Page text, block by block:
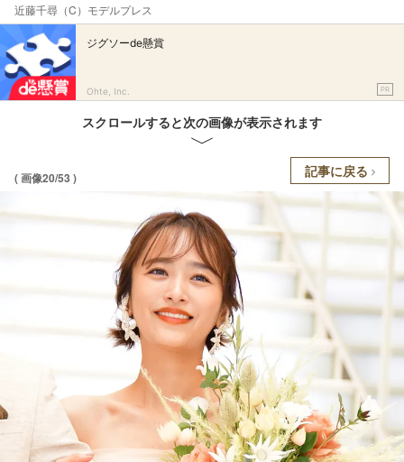
近藤千尋（C）モデルプレス
ジグソーde懸賞
Ohte, Inc. PR
スクロールすると次の画像が表示されます
( 画像20/53 ) 記事に戻る